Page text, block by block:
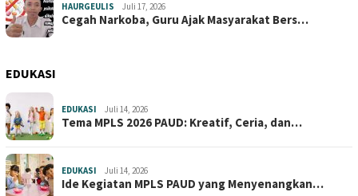
HAURGEULIS Juli 17, 2026
Cegah Narkoba, Guru Ajak Masyarakat Bers…
EDUKASI
EDUKASI Juli 14, 2026
Tema MPLS 2026 PAUD: Kreatif, Ceria, dan…
EDUKASI Juli 14, 2026
Ide Kegiatan MPLS PAUD yang Menyenangkan…